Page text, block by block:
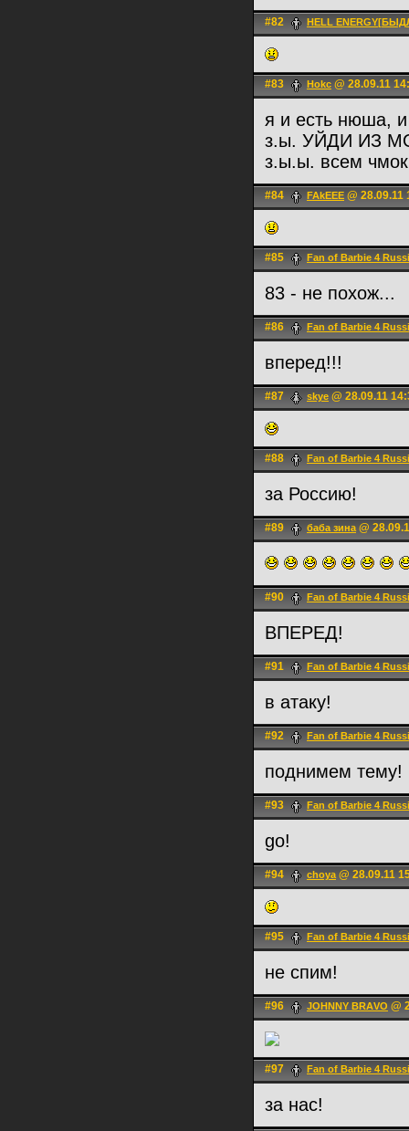
#82 HELL
#83 Hokc @ 28.09.11
я и есть нюша,
з.ы. УЙДИ ИЗ
з.ы.ы. всем
#84 FAkEEE @ 28.09.11
#85 Fan of Barbie 4
83 - не похож...
#86 Fan of Barbie 4
вперед!!!
#87 skye @ 28.09.11
#88 Fan of Barbie 4
за Россию!
#89 баба зина@
#90 Fan of Barbie 4
ВПЕРЕД!
#91 Fan of Barbie 4
в атаку!
#92 Fan of Barbie 4
поднимем тему!
#93 Fan of Barbie 4
go!
#94 choya@ 28.09.11
#95 Fan of Barbie 4
не спим!
#96 JOHNNY BRАVO @
#97 Fan of Barbie 4
за нас!